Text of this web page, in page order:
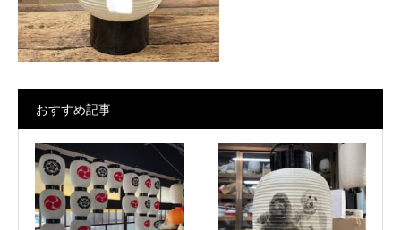
おすすめ記事